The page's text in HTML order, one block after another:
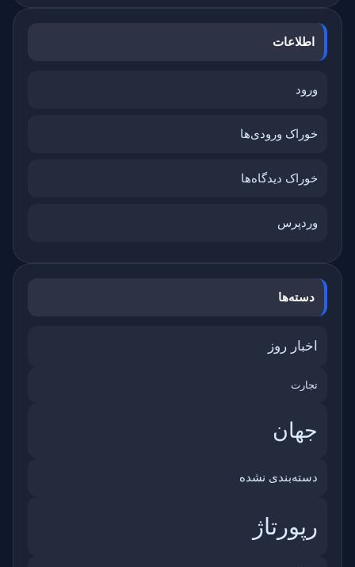
اطلاعات
ورود
خوراک ورودی‌ها
خوراک دیدگاه‌ها
وردپرس
دسته‌ها
اخبار روز
تجارت
جهان
دسته‌بندی نشده
رپورتاژ